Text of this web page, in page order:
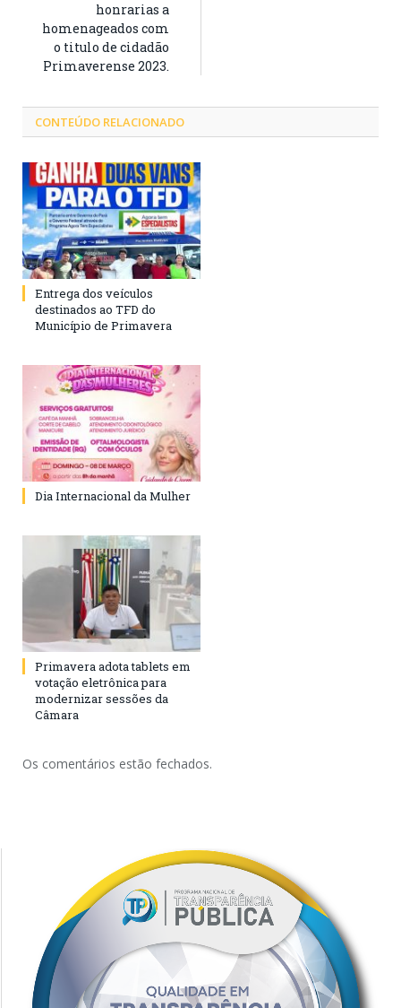
honrarias a
homenageados com
o titulo de cidadão
Primaverense 2023.
CONTEÚDO RELACIONADO
Entrega dos veículos
destinados ao TFD do
Município de Primavera
Dia Internacional da Mulher
Primavera adota tablets em
votação eletrônica para
modernizar sessões da
Câmara
Os comentários estão fechados.